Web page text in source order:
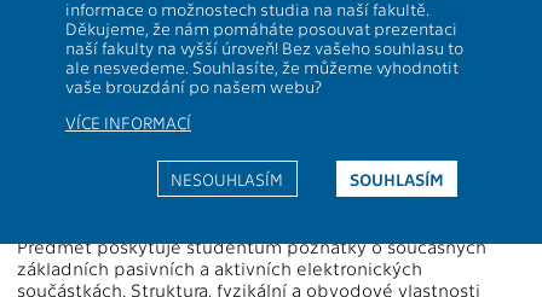
informace o možnostech studia na naší fakultě.
Děkujeme, že nám pomáháte posouvat prezentaci
naší fakulty na vyšší úroveň! Bez vašeho souhlasu to
ale nesvedeme. Souhlasíte, že můžeme vyhodnotit
vaše brouzdání po našem webu?
VÍCE INFORMACÍ
SOUHLASÍM
NESOUHLASÍM
Garanti:
Zakončení:
KZ
Přednášející:
Kreditů:
4
Cvičící:
Semestr: L
Webová stránka:
https://moodle.fel.cvut.cz/enrol/index.php?id=2142
Předmět poskytuje studentům poznatky o současných
základních pasivních a aktivních elektronických
součástkách. Struktura, fyzikální a obvodové vlastnosti